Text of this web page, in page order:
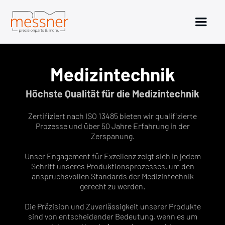
Medizintechnik
Höchste Qualität für die Medizintechnik
Zertifiziert nach ISO 13485 bieten wir qualifizierte
Prozesse und über 50 Jahre Erfahrung in der
Zerspanung.
Unser Engagement für Exzellenz zeigt sich in jedem
Schritt unseres Produktionsprozesses, um den
anspruchsvollen Standards der Medizintechnik
gerecht zu werden.
Die Präzision und Zuverlässigkeit unserer Produkte
sind von entscheidender Bedeutung, wenn es um